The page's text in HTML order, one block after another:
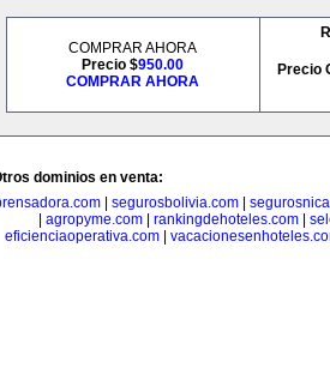
COMPRAR AHORA
Precio $950.00
COMPRAR AHORA
Precio
dominios en venta:
| segurosbolivia.com|
agropyme.com| rankingdehoteles.com|
eficienciaoperativa.com